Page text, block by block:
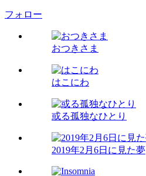
フォロー
おつきさま
はこにわ
或る孤独なひとり
2019年2月6日に見た夢